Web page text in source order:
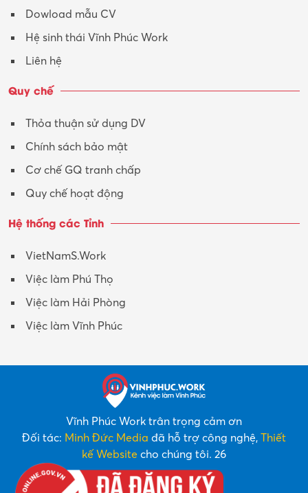
Tư vấn – Kiến trúc
Y tế-Dược
Dowload mẫu CV
Hệ sinh thái Vĩnh Phúc Work
Liên hệ
Quy chế
Thỏa thuận sử dụng DV
Chính sách bảo mật
Cơ chế GQ tranh chấp
Quy chế hoạt động
Hệ thống các Tỉnh
VietNamS.Work
Việc làm Phú Thọ
Việc làm Hải Phòng
Việc làm Vĩnh Phúc
Vĩnh Phúc Work trân trọng cảm ơn
Đối tác: Minh Đức Media đã hỗ trợ công nghệ, Thiết
kế Website cho chúng tôi. 26